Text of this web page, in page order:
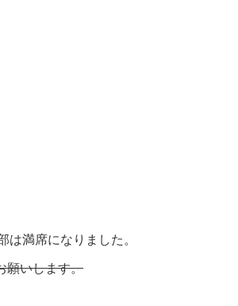
満席になりました。
願いします。